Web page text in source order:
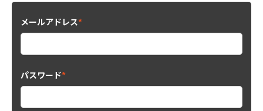
メールアドレス*
パスワード*